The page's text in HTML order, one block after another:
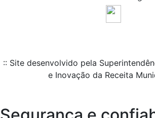
:: Site desenvolvido pela
e Inovação da Receita